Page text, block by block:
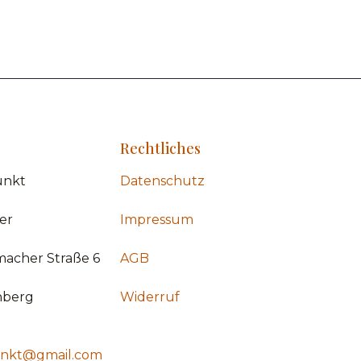
Straße 6
Rechtliches
Datenschutz
Impressum
AGB
Widerruf